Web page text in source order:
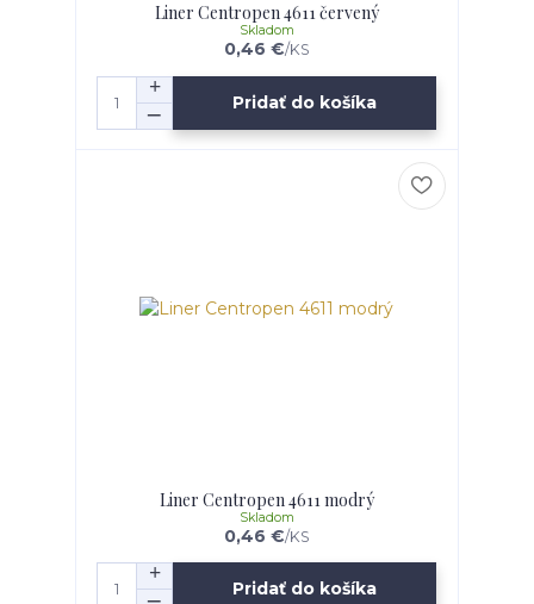
Liner Centropen 4611 červený
0,46 €/KS
Skladom
Pridať do košíka
Liner Centropen 4611 modrý
0,46 €/KS
Skladom
Pridať do košíka